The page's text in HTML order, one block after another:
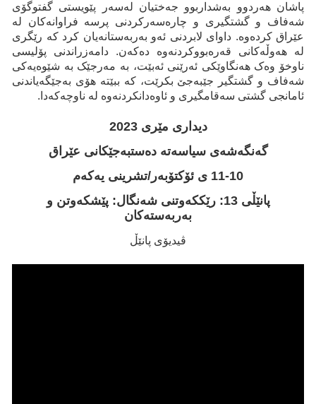
پاشان هەردوو بەشداربوو جەختیان لەسەر پێویستی گفتوگۆی
شەفاف و گشتگیری و چارەسەرکردنی پرسە فراوانەکان لە
عێراق کردەوە. داوای لابردنی ئەو بەربەستانەیان کرد کە رێگری
لە هەوڵەکانی قەرەبووکردنەوە دەکەن. دامەزراندنی پۆلیسی
ناوخۆ وەک هەنگاوێکی ئەرێنی ئەبێت، بە مەرجێک بە شێوەیەکی
شەفاف و گشتگیر جێبەجێ بکرێت، کە ببێتە هۆی بەجێگەیاندنی
ئامانجی گشتی سەقامگیری و ئاوەدانکردنەوە لە ناوچەکەدا.
ديداری مێری 2023
گەنگەشەی سیاسەتە دەستبەجێكانی عێراق
11-10 ی ئۆکتۆبەر/تشرینی یەکەم
پانێڵی 13: رێککەوتنی شەنگال: پێشکەوتن و
بەربەستەکان
ڤیدیۆی پانێڵ